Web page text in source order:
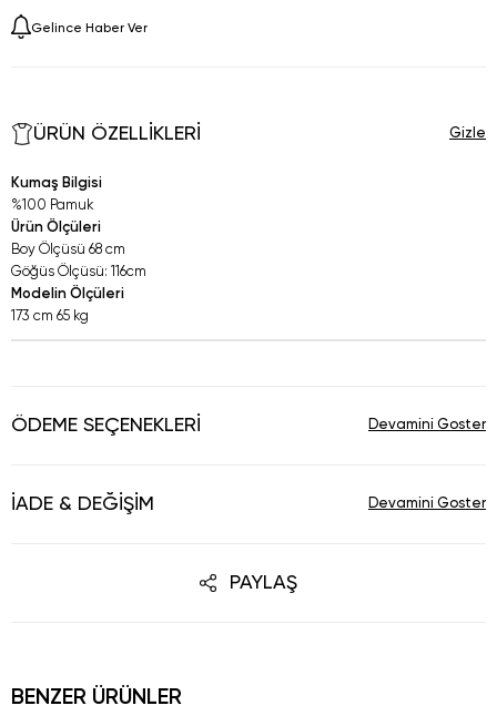
Gelince Haber Ver
ÜRÜN ÖZELLIKLERI
Kumaş Bilgisi
%100 Pamuk
Ürün Ölçüleri
Boy Ölçüsü 68 cm
Göğüs Ölçüsü: 116cm
Modelin Ölçüleri
173 cm 65 kg
ÖDEME SEÇENEKLERI
İADE & DEĞIŞIM
PAYLAŞ
BENZER ÜRÜNLER